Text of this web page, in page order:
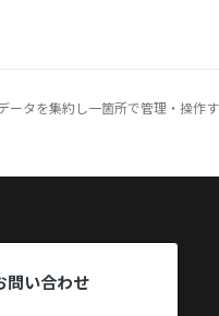
ータを集約し一箇所で管理・操作す
問い合わせ